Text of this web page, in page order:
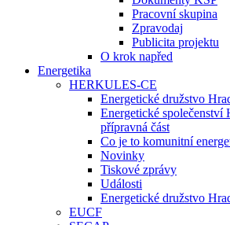
Pracovní skupina
Zpravodaj
Publicita projektu
O krok napřed
Energetika
HERKULES-CE
Energetické družstvo
Energetické společenství
přípravná část
Co je to komunitní
Novinky
Tiskové zprávy
Události
Energetické družstvo
EUCF